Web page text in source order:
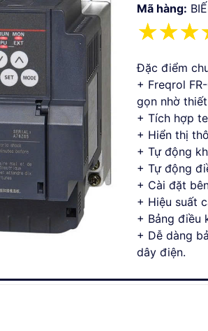
Mã hàng:
☆
☆
☆
Đặc điểm
+ Freqrol
gọn nhờ
+ Tích hợp
+ Hiển thị
+ Tự động
+ Tự động
+ Cài đặt
+ Hiệu suất
+ Bảng điều
+ Dễ dàng
dây điện.